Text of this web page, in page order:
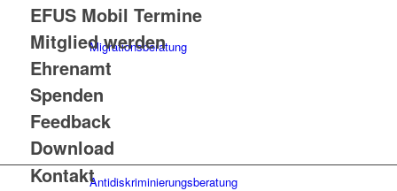
Migrationsberatung
Antidiskriminierungsberatung
EFUS Mobil Termine
Mitglied werden
Ehrenamt
Spenden
Feedback
Download
Kontakt